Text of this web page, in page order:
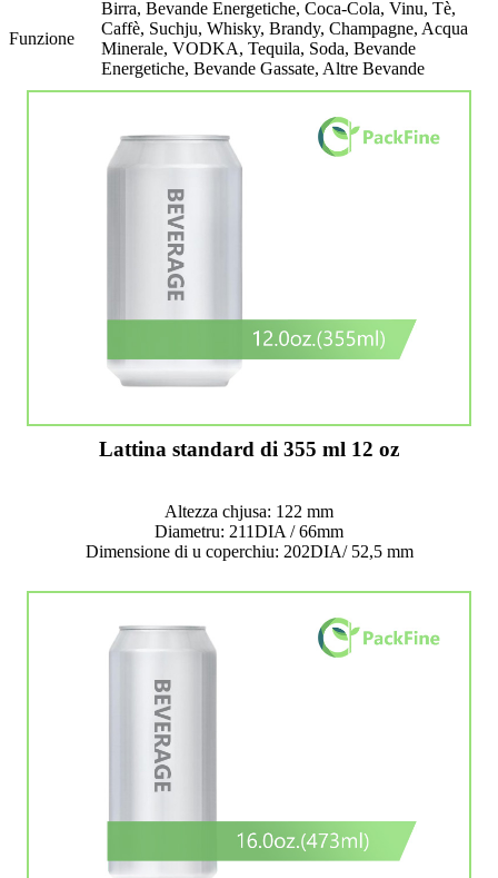
Funzione
Birra, Bevande Energetiche, Coca-Cola, Vinu, Tè,
Caffè, Suchju, Whisky, Brandy, Champagne, Acqua
Minerale, VODKA, Tequila, Soda, Bevande
Energetiche, Bevande Gassate, Altre Bevande
Lattina standard di 355 ml 12 oz
Altezza chjusa: 122 mm
Diametru: 211DIA / 66mm
Dimensione di u coperchiu: 202DIA/ 52,5 mm